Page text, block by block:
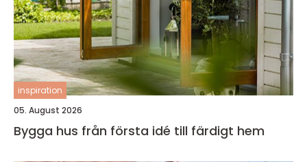
inspiration
05. August 2026
Bygga hus från första idé till färdigt hem